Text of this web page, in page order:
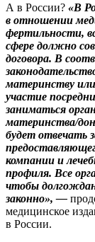
А в России? «В
в отношении
фертильности,
сфере должно
договора. В
материнству
участие
заниматься
материнства/
будет отвечать
компании и
профиля. Все
чтобы
законно», —
медицинское
в России.